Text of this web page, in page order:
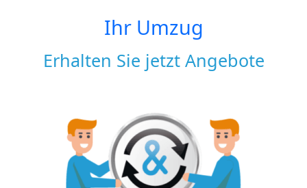
Ihr Umzug
Erhalten Sie jetzt Angebote